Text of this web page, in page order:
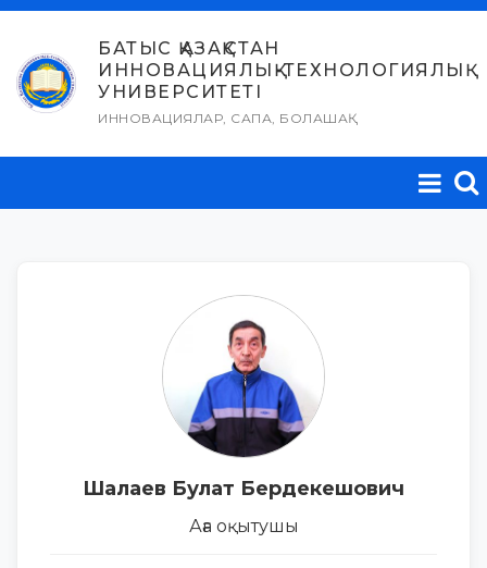
Skip
content
БАТЫС ҚАЗАҚСТАН
ИННОВАЦИЯЛЫҚ-ТЕХНОЛОГИЯЛЫҚ
УНИВЕРСИТЕТІ
ИННОВАЦИЯЛАР, САПА, БОЛАШАҚ
Шалаев Булат Бердекешович
Аға оқытушы